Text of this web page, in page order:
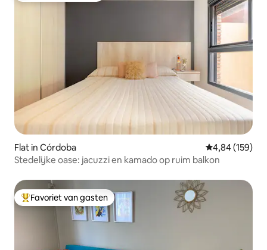
Flat in Córdoba Gemiddelde
4,84 (159)
Stedelijke oase: jacuzzi en kamado op ruim balkon
Topfavoriet van gasten
Favoriet van gasten